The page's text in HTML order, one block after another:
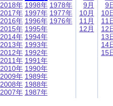
2018年
2017年
2016年
2015年
2014年
2013年
2012年
2011年
2010年
2009年
2008年
2007年
1998年
1997年
1996年
1995年
1994年
1993年
1992年
1991年
1990年
1989年
1988年
1987年
1978年
1977年
1976年
9月
10月
11月
12月
9
10
11
12
13
14
15